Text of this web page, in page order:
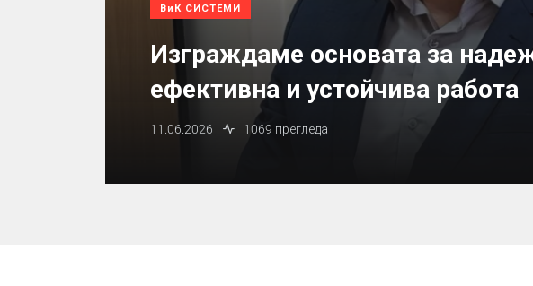
ВиК СИСТЕМИ
Изграждаме основата за
ефективна и устойчива работа
11.06.2026 1069 прегледа